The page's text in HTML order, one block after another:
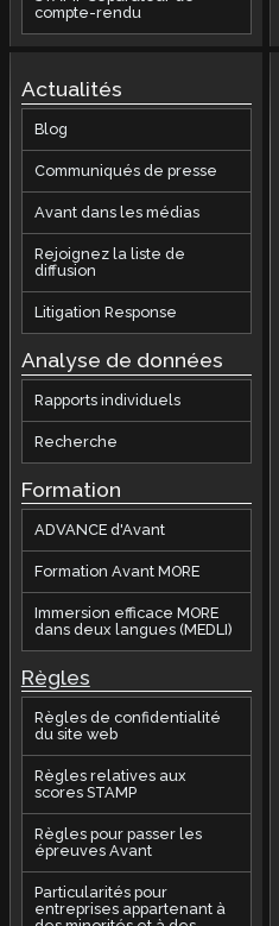
compte-rendu
Actualités
Blog
Communiqués de presse
Avant dans les médias
Rejoignez la liste de
diffusion
Litigation Response
Analyse de données
Rapports individuels
Recherche
Formation
ADVANCE d'Avant
Formation Avant MORE
Immersion efficace MORE
dans deux langues (MEDLI)
Règles
Règles de confidentialité
du site web
Règles relatives aux
scores STAMP
Règles pour passer les
épreuves Avant
Particularités pour
entreprises appartenant à